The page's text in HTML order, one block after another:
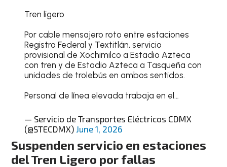
Tren ligero
Por cable mensajero roto entre estaciones
Registro Federal y Textitlán, servicio
provisional de Xochimilco a Estadio Azteca
con tren y de Estadio Azteca a Tasqueña con
unidades de trolebús en ambos sentidos.
Personal de línea elevada trabaja en el…
— Servicio de Transportes Eléctricos CDMX
(@STECDMX) June 1, 2026
Suspenden servicio en estaciones
del Tren Ligero por fallas